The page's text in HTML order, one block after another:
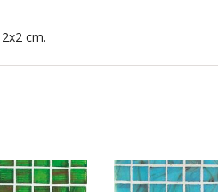
cm.